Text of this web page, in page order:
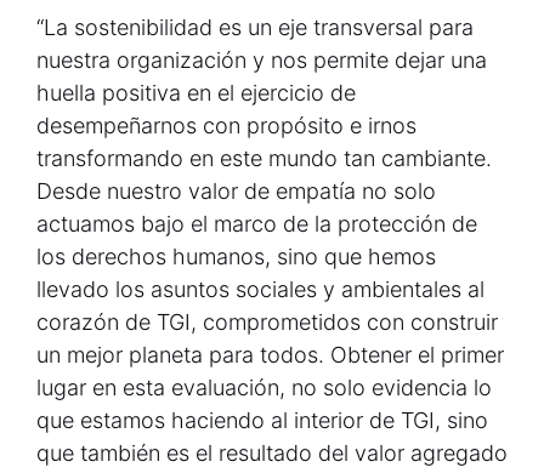
“La sostenibilidad es un eje transversal para
nuestra organización y nos permite dejar una
huella positiva en el ejercicio de
desempeñarnos con propósito e irnos
transformando en este mundo tan cambiante.
Desde nuestro valor de empatía no solo
actuamos bajo el marco de la protección de
los derechos humanos, sino que hemos
llevado los asuntos sociales y ambientales al
corazón de TGI, comprometidos con construir
un mejor planeta para todos. Obtener el primer
lugar en esta evaluación, no solo evidencia lo
que estamos haciendo al interior de TGI, sino
que también es el resultado del valor agregado